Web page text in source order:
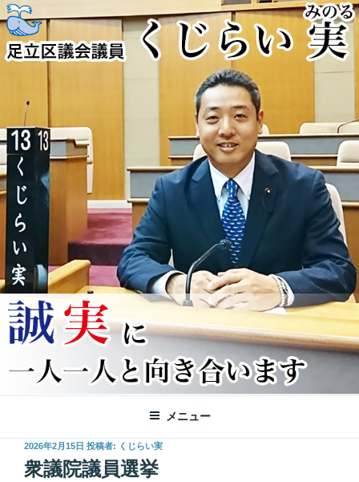
コ
ン
テ
ス
キ
ッ
プ
くじらい実
足立区を全力疾走！！
メニュー
投
稿
日:
2026年2月15日 投稿者: くじらい実
衆議院議員選挙